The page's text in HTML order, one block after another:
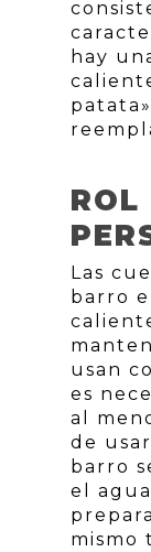
hay
ROL
Las
barro
usan
es
al
de
barro
el
mismo